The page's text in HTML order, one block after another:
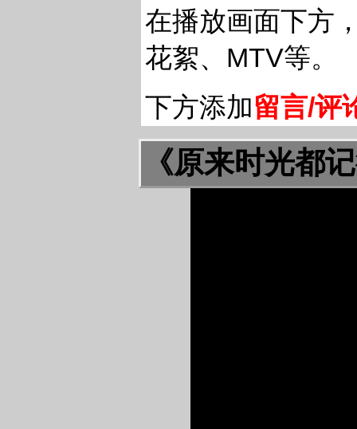
在播放画面下方
花絮、MTV等。
下方添加留言/评
《原来时光都